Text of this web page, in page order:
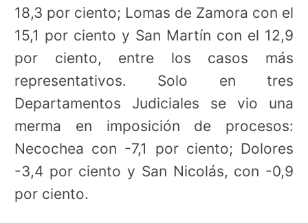
18,3 por ciento; Lomas de Zamora con el
15,1 por ciento y San Martín con el 12,9
por ciento, entre los casos más
representativos. Solo en tres
Departamentos Judiciales se vio una
merma en imposición de procesos:
Necochea con -7,1 por ciento; Dolores
-3,4 por ciento y San Nicolás, con -0,9
por ciento.